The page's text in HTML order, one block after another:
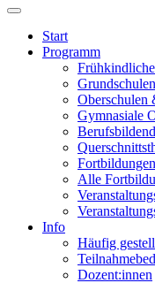
Start
Programm
Grundschulen
Oberschulen
Gymnasiale
Alle
Info
Häufig
Dozent:innen